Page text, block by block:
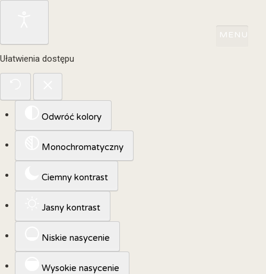
Ułatwienia dostępu
Odwróć kolory
Monochromatyczny
Ciemny kontrast
Jasny kontrast
Niskie nasycenie
Wysokie nasycenie